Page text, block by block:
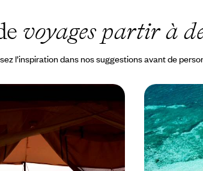
voyages partir à
l’inspiration dans nos suggestions avant de
aux Seychelles
- Idylle en deux temps
story à travers deux pays, des
au sable des Seychelles
Round &
monde, les
Deux îles du
préservées